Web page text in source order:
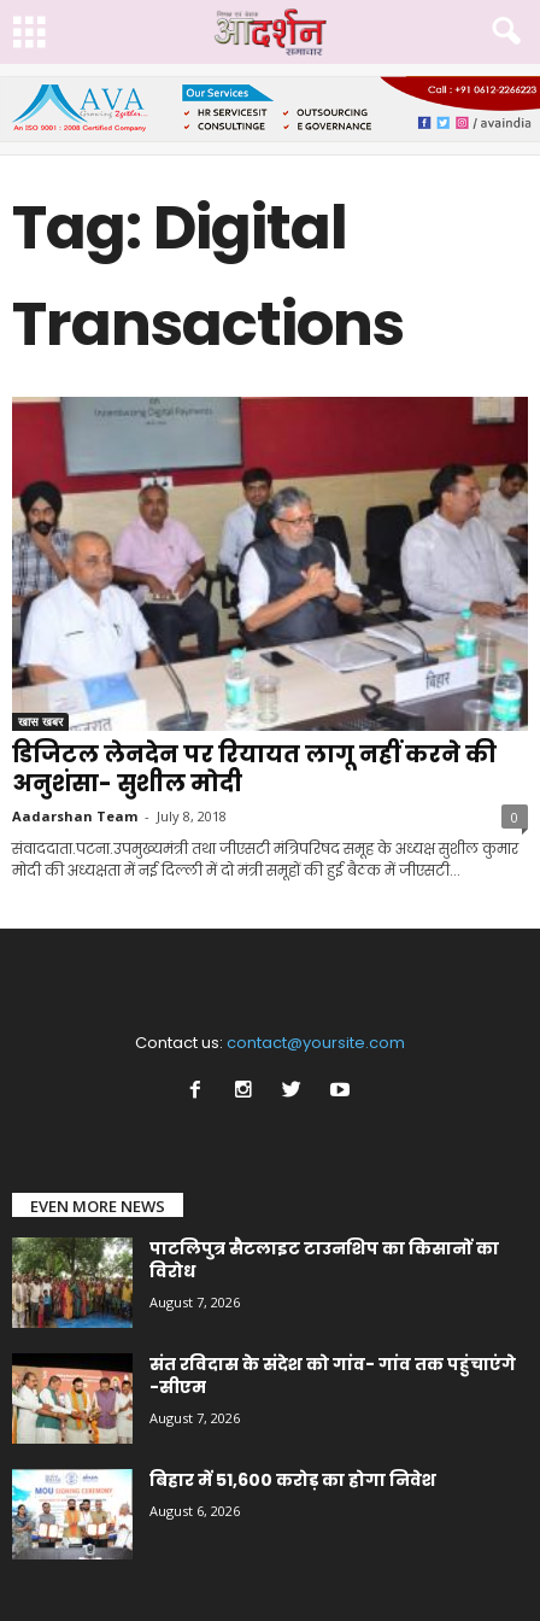
Tag: Digital
Transactions
खास खबर
डिजिटल लेनदेन पर रियायत लागू नहीं करने की
अनुशंसा- सुशील मोदी
Aadarshan Team - July 8, 2018 0
संवाददाता.पटना.उपमुख्यमंत्री तथा जीएसटी मंत्रिपरिषद समूह के अध्यक्ष सुशील कुमार
मोदी की अध्यक्षता में नई दिल्ली में दो मंत्री समूहों की हुई बैठक में जीएसटी...
Contact us: contact@yoursite.com
EVEN MORE NEWS
पाटलिपुत्र सैटलाइट टाउनशिप का किसानों का
विरोध
August 7, 2026
संत रविदास के संदेश को गांव- गांव तक पहुंचाएंगे
-सीएम
August 7, 2026
बिहार में 51,600 करोड़ का होगा निवेश
August 6, 2026